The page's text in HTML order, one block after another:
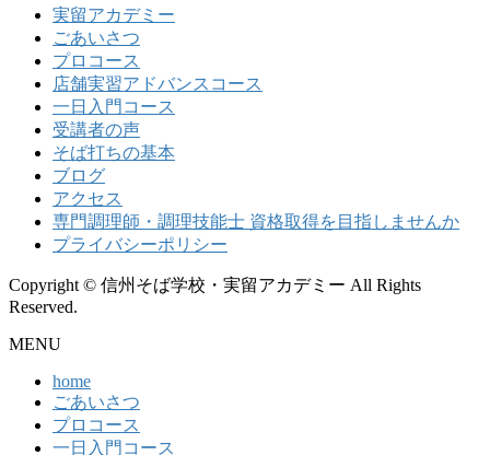
実留アカデミー
ごあいさつ
プロコース
店舗実習アドバンスコース
一日入門コース
受講者の声
そば打ちの基本
ブログ
アクセス
専門調理師・調理技能士 資格取得を目指しませんか
プライバシーポリシー
Copyright © 信州そば学校・実留アカデミー All Rights
Reserved.
MENU
home
ごあいさつ
プロコース
一日入門コース